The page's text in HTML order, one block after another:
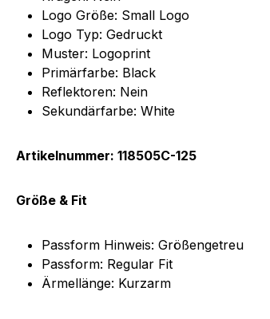
Logo Größe: Small Logo
Logo Typ: Gedruckt
Muster: Logoprint
Primärfarbe: Black
Reflektoren: Nein
Sekundärfarbe: White
Artikelnummer: 118505C-125
Größe & Fit
Passform Hinweis: Größengetreu
Passform: Regular Fit
Ärmellänge: Kurzarm